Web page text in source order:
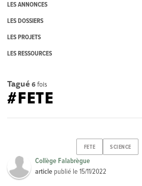
LES ANNONCES
LES DOSSIERS
LES PROJETS
LES RESSOURCES
Tagué 6fois
#FETE
FETE SCIENCE
Collège Falabrègue
article publié le15/11/2022